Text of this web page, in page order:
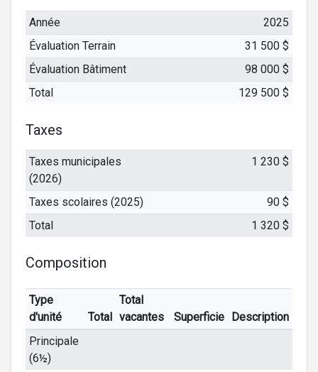
Année
2025
Évaluation Terrain
31 500 $
Évaluation Bâtiment
98 000 $
Total
129 500 $
Taxes
Taxes municipales
(2026)
1 230 $
Taxes scolaires (2025)
90 $
Total
1 320 $
Composition
Type
d'unité
Total
Total
vacantes
Superficie Description
Principale
(6½)